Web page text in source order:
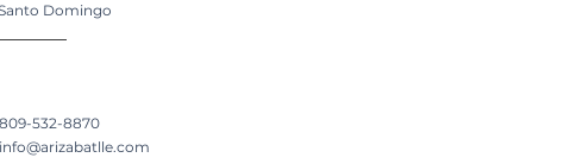
Domingo
809-532-8870
info@arizabatlle.com